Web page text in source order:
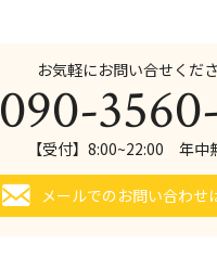
お気軽にお問い合せくだ
090-
【受付】8:00~22:00 年中
メールでのお問い合わせ